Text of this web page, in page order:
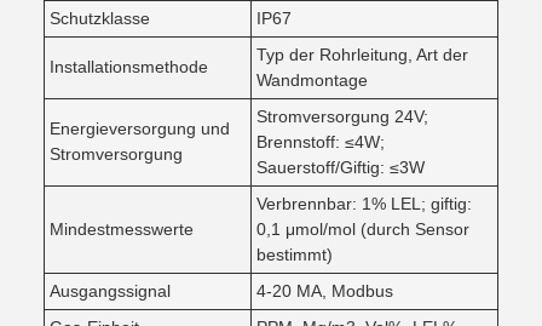
Schutzklasse
IP67
Installationsmethode
Typ der Rohrleitung, Art der
Wandmontage
Energieversorgung und
Stromversorgung
Stromversorgung 24V;
Brennstoff: ≤4W;
Sauerstoff/Giftig: ≤3W
Mindestmesswerte
Verbrennbar: 1% LEL; giftig:
0,1 μmol/mol (durch Sensor
bestimmt)
Ausgangssignal
4-20 MA, Modbus